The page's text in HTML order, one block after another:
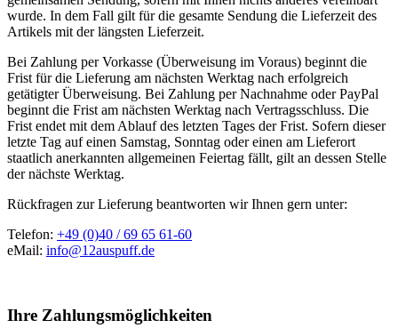
wurde. In dem Fall gilt für die gesamte Sendung die Lieferzeit des
Artikels mit der längsten Lieferzeit.
Bei Zahlung per Vorkasse (Überweisung im Voraus) beginnt die
Frist für die Lieferung am nächsten Werktag nach erfolgreich
getätigter Überweisung. Bei Zahlung per Nachnahme oder PayPal
beginnt die Frist am nächsten Werktag nach Vertragsschluss. Die
Frist endet mit dem Ablauf des letzten Tages der Frist. Sofern dieser
letzte Tag auf einen Samstag, Sonntag oder einen am Lieferort
staatlich anerkannten allgemeinen Feiertag fällt, gilt an dessen Stelle
der nächste Werktag.
Rückfragen zur Lieferung beantworten wir Ihnen gern unter:
Telefon: +49 (0)40 / 69 65 61-60
eMail: info@12auspuff.de
Ihre Zahlungsmöglichkeiten